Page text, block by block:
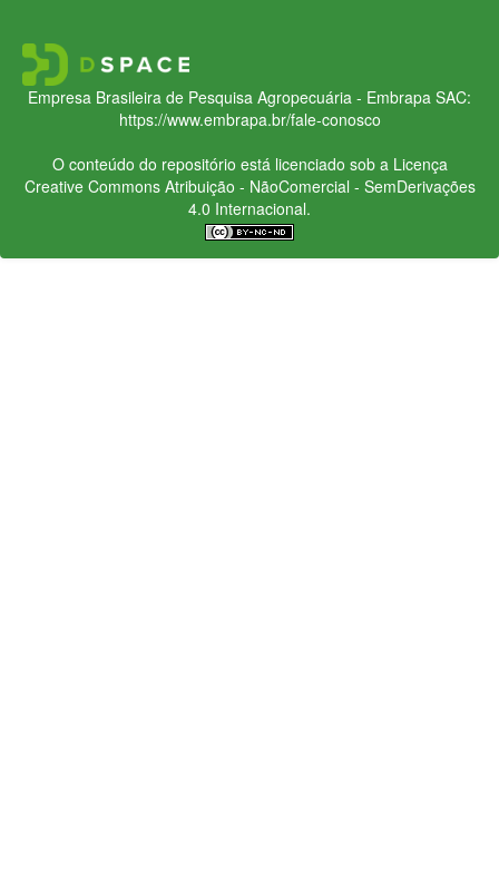
Empresa Brasileira de Pesquisa Agropecuária - Embrapa SAC:
https://www.embrapa.br/fale-conosco
O conteúdo do repositório está licenciado sob a Licença
Creative CommonsAtribuição - NãoComercial - SemDerivações
4.0 Internacional.